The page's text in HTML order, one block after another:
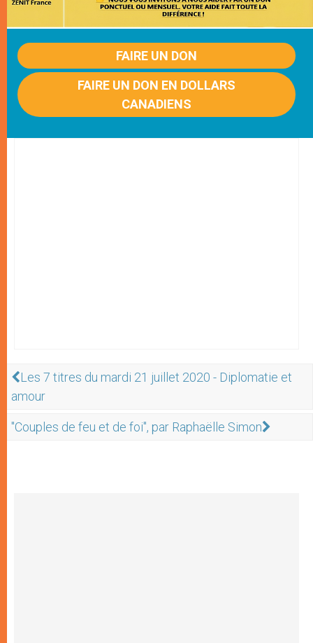
FAIRE UN DON
FAIRE UN DON EN DOLLARS
CANADIENS
Les 7 titres du mardi 21 juillet 2020 - Diplomatie et
amour
"Couples de feu et de foi", par Raphaëlle Simon